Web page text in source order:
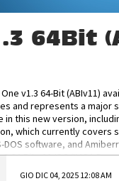
64Bit
One v1.3 64-Bit (ABIv11)
and represents a
this new version,
which currently
software, and
64-Bit-v11 ISO/IMG/:
GIO DIC 04, 2025 12:08 AM